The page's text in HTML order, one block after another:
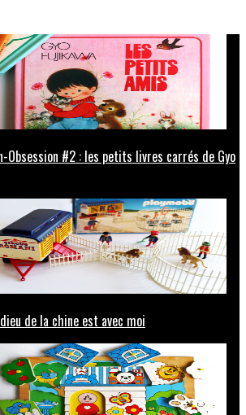
Obsession #2 : les petits livres carrés de Gyo
de la chine est avec moi